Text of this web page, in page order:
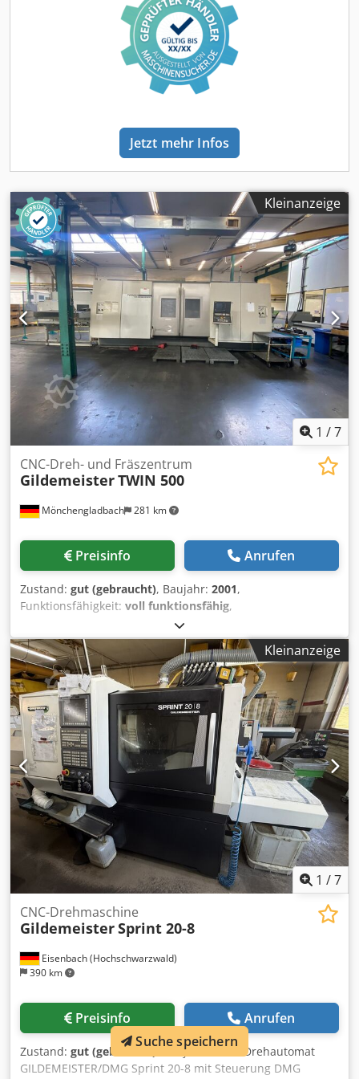
Pinole Bekannte Fehler: Z3-Achse defekt
Jetzt mehr Infos
Kleinanzeige
1 /7
Mönchengladbach 281 km
CNC-Dreh- und Fräszentrum
GildemeisterTWIN 500
Preisinfo Anrufen
Zustand: gut (gebraucht), Baujahr: 2001,
Funktionsfähigkeit: voll funktionsfähig,
Maschinen-/Fahrzeugnummer:
Landgrafenstraße 45, 41069 Mönchengladbach Dwedpfx
Aezn H Dvjqrja Maschine: Twin 500
Maschinennummer:04780000161 Baujahr:2001 Siemens
840 D Hauptspindel 45 KW 3200 1/min Umlauf 610 mm
Spindelabstand 1850 mm Gegenspindel 454 KW 320 1/min
Verfahrwege: Schlitten 1 X-Achse 605 mm Y-Achse 210 mm
B-Achse 240° Z-Achse 1470 mm Dreh /Frässpindel 10 KW
HSK 63 12000 1/min Schlitten 2 X-Achse 267 mm Z-Achse
1440 mm Revolver Schlitten 3 Z-Achse 1460 mm
Werkzeugmagazin 80 Plätze
Kleinanzeige
1 /7
Eisenbach (Hochschwarzwald)
390 km
CNC-Drehmaschine
GildemeisterSprint 20-8
Preisinfo Anrufen
Zustand: gut (gebraucht), Baujahr:2021 , Drehautomat
GILDEMEISTER/DMG Sprint 20-8 mit Steuerung DMG
Suche speichern